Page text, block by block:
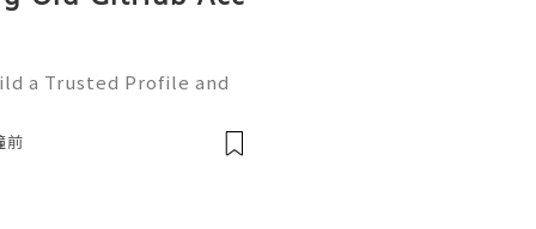
a Trusted Profile and
and collabo
前